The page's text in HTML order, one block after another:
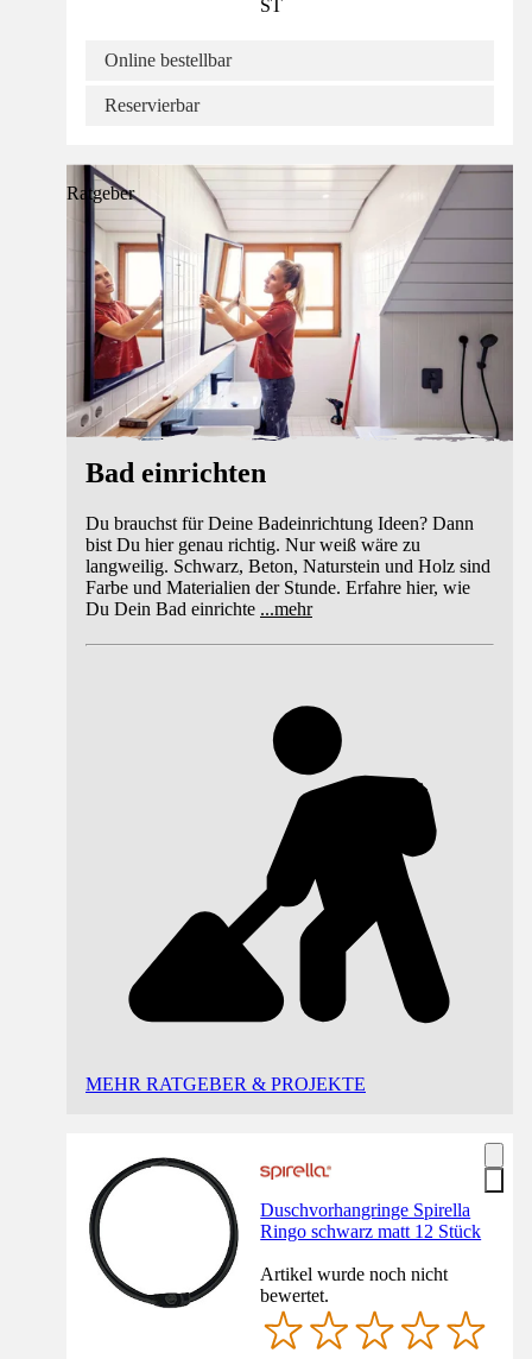
ST
Online bestellbar
Reservierbar
Ratgeber
Bad einrichten
Du brauchst für Deine Badeinrichtung Ideen? Dann
bist Du hier genau richtig. Nur weiß wäre zu
langweilig. Schwarz, Beton, Naturstein und Holz sind
Farbe und Materialien der Stunde. Erfahre hier, wie
Du Dein Bad einrichte ...mehr
MEHR RATGEBER & PROJEKTE
Duschvorhangringe Spirella
Ringo schwarz matt 12 Stück
Artikel wurde noch nicht
bewertet.